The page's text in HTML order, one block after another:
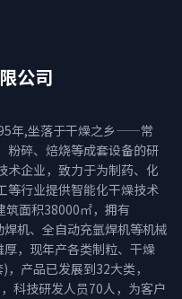
公司
年,坐落于干燥之乡——常
粉碎、焙烧等成套设备的研
术企业，致力于为制药、化
等行业提供智能化干燥技术
筑面积38000㎡，拥有
机、全自动充氩焊机等机械
，现年产各类制粒、干燥
产品已发展到32大类，
科技研发人员70人，为客户